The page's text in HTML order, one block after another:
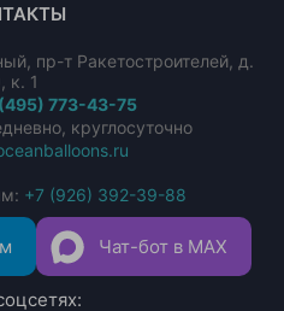
, пр-т Ракетостроителей, д.
к. 1
773-43-75
круглосуточно
+7 (926) 392-39-88
Чат-бот в MAX